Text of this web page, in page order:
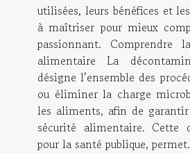
utilisées, leurs bénéfices et
à maîtriser pour mieux
passionnant. Comprendre
alimentaire La
désigne l’ensemble des
ou éliminer la charge
les aliments, afin de
sécurité alimentaire. Cette
pour la santé publique,